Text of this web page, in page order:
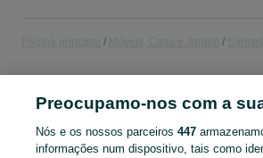
CATEGORIA
Preocupamo-nos com a
Nós e os nossos parceiros 447
informações num dispositivo, tais como